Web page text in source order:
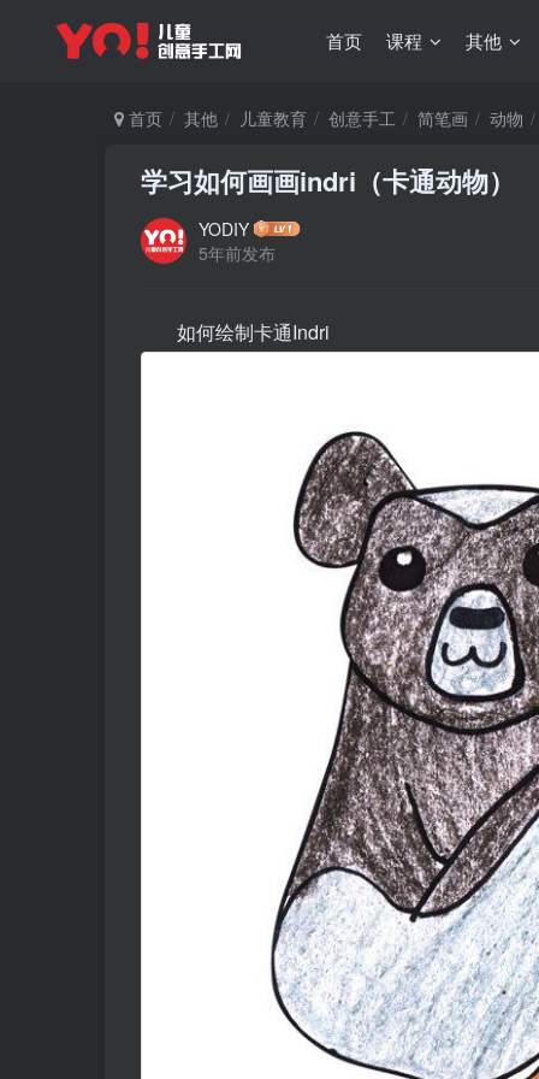
首页 课程 其他
首页 其他 儿童教育 创意手工 简笔画 动物
学习如何画画indri（卡通动物）
YODIY
5年前发布
如何绘制卡通Indri